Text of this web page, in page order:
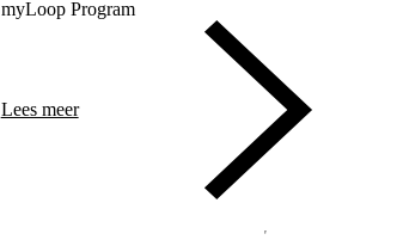
myLoop Program
Lees meer